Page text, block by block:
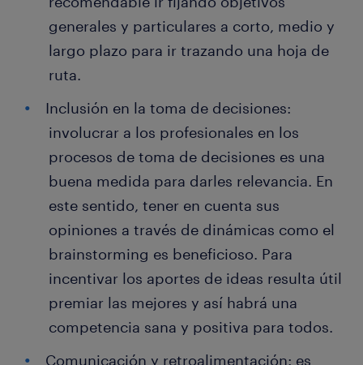
generales y particulares a corto, medio y
largo plazo para ir trazando una hoja de
ruta.
Inclusión en la toma de decisiones:
involucrar a los profesionales en los
procesos de toma de decisiones es una
buena medida para darles relevancia. En
este sentido, tener en cuenta sus
opiniones a través de dinámicas como el
brainstorming es beneficioso. Para
incentivar los aportes de ideas resulta útil
premiar las mejores y así habrá una
competencia sana y positiva para todos.
Comunicación y retroalimentación: es